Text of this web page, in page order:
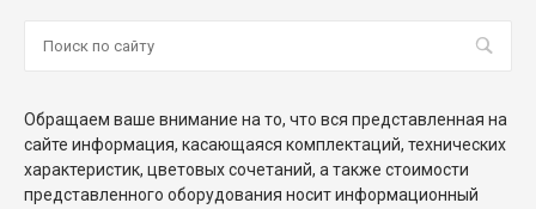
Обращаем ваше внимание на то, что вся представленная на
сайте информация, касающаяся комплектаций, технических
характеристик, цветовых сочетаний, а также стоимости
представленного оборудования носит информационный